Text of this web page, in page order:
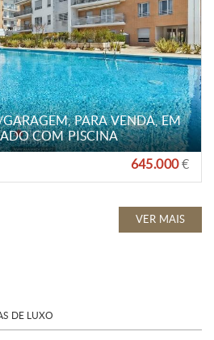
PARA VENDA, EM
COM PISCINA
645.000€
VER MAIS
DE LUXO